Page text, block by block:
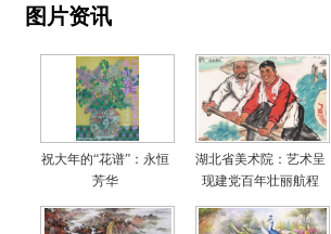
图片资讯
祝大年的“花谱”：永恒
芳华
湖北省美术院：艺术呈
现建党百年壮丽航程